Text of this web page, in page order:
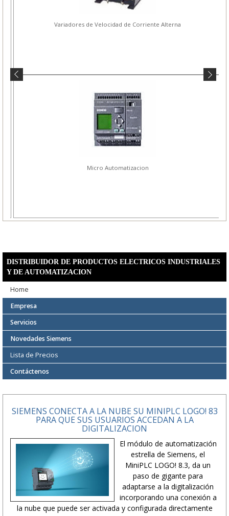
Variadores de Velocidad de Corriente Alterna
Micro Automatizacion
DISTRIBUIDOR DE PRODUCTOS ELECTRICOS INDUSTRIALES
Y DE AUTOMATIZACION
Home
Empresa
Servicios
Novedades Siemens
Lista de Precios
Contáctenos
SIEMENS CONECTA A LA NUBE SU MINIPLC LOGO! 83
PARA QUE SUS USUARIOS ACCEDAN A LA
DIGITALIZACION
El módulo de automatización
estrella de Siemens, el
MiniPLC LOGO! 8.3, da un
paso de gigante para
adaptarse a la digitalización
incorporando una conexión a
la nube que puede ser activada y configurada directamente